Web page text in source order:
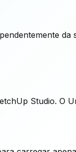
da
Studio. O